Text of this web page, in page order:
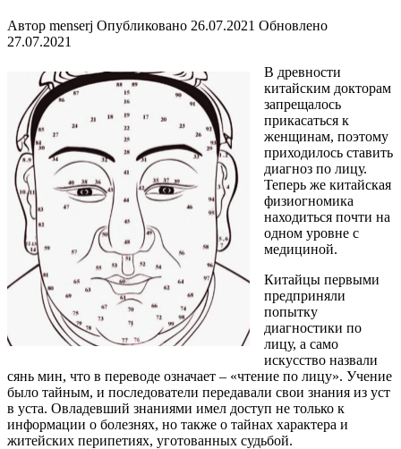
Автор menserj Опубликовано 26.07.2021 Обновлено
27.07.2021
В древности
китайским докторам
запрещалось
прикасаться к
женщинам, поэтому
приходилось ставить
диагноз по лицу.
Теперь же китайская
физиогномика
находиться почти на
одном уровне с
медициной.
Китайцы первыми
предприняли
попытку
диагностики по
лицу, а само
искусство назвали
сянь мин, что в переводе означает – «чтение по лицу». Учение
было тайным, и последователи передавали свои знания из уст
в уста. Овладевший знаниями имел доступ не только к
информации о болезнях, но также о тайнах характера и
житейских перипетиях, уготованных судьбой.